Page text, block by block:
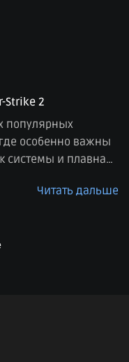
Strike 2
популярных
особенно важны
системы и плавная
графики, но и
для CS2 стоит […]
Читать дальше